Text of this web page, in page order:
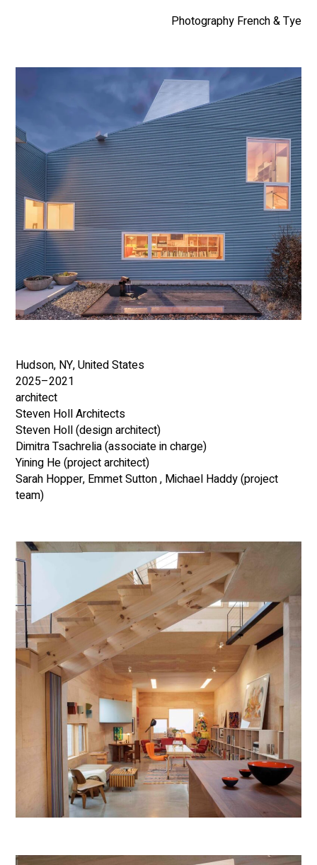
Photography French & Tye
Hudson, NY, United States
2021–2025
architect
Steven Holl Architects
Steven Holl (design architect)
Dimitra Tsachrelia (associate in charge)
Yining He (project architect)
Sarah Hopper, Emmet Sutton , Michael Haddy (project
team)